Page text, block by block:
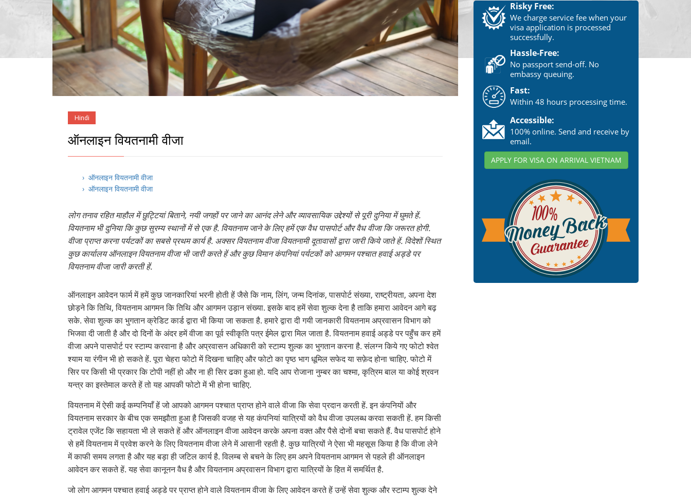
Hindi
ऑनलाइन वियतनामी वीजा
› ऑनलाइन वियतनामी वीजा
› ऑनलाइन वियतनामी वीजा
लोग तनाव रहित माहौल में छुट्टियां बिताने, नयी जगहों पर जाने का आनंद लेने और व्यावसायिक उद्देश्यों से पूरी दुनिया में घुमते हें.
वियतनाम भी दुनिया कि कुछ सुरम्य स्थानों में से एक है. वियतनाम जाने के लिए हमें एक वैध पासपोर्ट और वैध वीजा कि जरूरत होगी.
वीजा प्राप्त करना पर्यटकों का सबसे प्रथम कार्य है. अक्सर वियतनाम वीजा वियतनामी दूतावासों द्वारा जारी किये जाते हें. विदेशों स्थित
कुछ कार्यालय ऑनलाइन वियतनाम वीजा भी जारी करते हें और कुछ विमान कंपनियां पर्यटकों को आगमन पश्चात हवाई अड्डे पर
वियतनाम वीजा जारी करती हें.
ऑनलाइन आवेदन फार्म में हमें कुछ जानकारियां भरनी होती हें जैसे कि नाम, लिंग, जन्म दिनांक, पासपोर्ट संख्या, राष्ट्रीयता, अपना देश
छोड़ने कि तिथि, वियतनाम आगमन कि तिथि और आगमन उड़ान संख्या. इसके बाद हमें सेवा शुल्क देना है ताकि हमारा आवेदन आगे बढ़
सके. सेवा शुल्क का भुगतान क्रेडिट कार्ड द्वारा भी किया जा सकता है. हमारे द्वारा दी गयी जानकारी वियतनाम अप्रवासन विभाग को
भिजवा दी जाती है और दो दिनों के अंदर हमें वीजा का पूर्व स्वीकृति पत्र ईमेल द्वारा मिल जाता है. वियतनाम हवाई अड्डे पर पहुँच कर हमें
वीजा अपने पासपोर्ट पर स्टाम्प करवाना है और अप्रवासन अधिकारी को स्टाम्प शुल्क का भुगतान करना है. संलग्न किये गए फोटो श्वेत
श्याम या रंगीन भी हो सकते हें. पूरा चेहरा फोटो में दिखना चाहिए और फोटो का पृष्ठ भाग धूमिल सफेद या सफ़ेद होना चाहिए. फोटो में
सिर पर किसी भी प्रकार कि टोपी नहीं हो और ना ही सिर ढका हुआ हो. यदि आप रोजाना नुम्बर का चश्मा, कृत्रिम बाल या कोई श्रवन
यन्त्र का इस्तेमाल करते हें तो यह आपकी फोटो में भी होना चाहिए.
वियतनाम में ऐसी कई कम्पनियाँ हें जो आपको आगमन पश्चात प्राप्त होने वाले वीजा कि सेवा प्रदान करती हें. इन कंपनियों और
वियतनाम सरकार के बीच एक समझौता हुआ है जिसकी वजह से यह कंपनियां यात्रियों को वैध वीजा उपलब्ध करवा सकती हें. हम किसी
ट्रावेल एजेंट कि सहायता भी ले सकते हें और ऑनलाइन वीजा आवेदन करके अपना वक्त और पैसे दोनों बचा सकते हैं. वैध पासपोर्ट होने
से हमें वियतनाम में प्रवेश करने के लिए वियतनाम वीजा लेने में आसानी रहती है. कुछ यात्रियों ने ऐसा भी महसूस किया है कि वीजा लेने
में काफी समय लगता है और यह बड़ा ही जटिल कार्य है. विलम्ब से बचने के लिए हम अपने वियतनाम आगमन से पहले ही ऑनलाइन
आवेदन कर सकते हें. यह सेवा कानूनन वैध है और वियतनाम अप्रवासन विभाग द्वारा यात्रियों के हित में समर्थित है.
जो लोग आगमन पश्चात हवाई अड्डे पर प्राप्त होने वाले वियतनाम वीजा के लिए आवेदन करते हें उन्हें सेवा शुल्क और स्टाम्प शुल्क देने
Risky Free:
We charge service fee when your
visa application is processed
successfully.
Hassle-Free:
No passport send-off. No
embassy queuing.
Fast:
Within 48 hours processing time.
Accessible:
100% online. Send and receive by
email.
APPLY FOR VISA ON ARRIVAL VIETNAM